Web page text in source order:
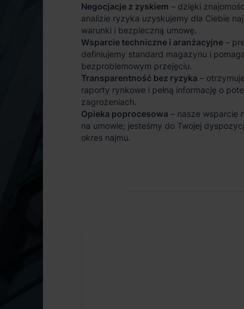
Negocjacje z zyskiem – dzięki
analizie ryzyka uzyskujemy dla Ciebie
warunki i bezpieczną umowę.
Wsparcie techniczne i aranżacyjne –
definiujemy standard magazynu i
bezproblemowym przejęciu.
Transparentność bez ryzyka –
raporty rynkowe i pełną informację o
zagrożeniach.
Opieka poprocesowa – nasze wsparcie
na umowie; jesteśmy do Twojej
okres najmu.